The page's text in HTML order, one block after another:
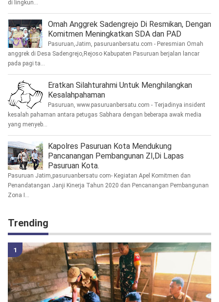
di lingkun...
Omah Anggrek Sadengrejo Di Resmikan, Dengan
Komitmen Meningkatkan SDA dan PAD
Pasuruan,Jatim, pasuruanbersatu.com - Peresmian Omah
anggrek di Desa Sadengrejo,Rejoso Kabupaten Pasuruan berjalan lancar
pada pagi ta...
Eratkan Silahturahmi Untuk Menghilangkan
Kesalahpahaman
Pasuruan, www.pasuruanbersatu.com - Terjadinya insident
kesalah pahaman antara petugas Sabhara dengan beberapa awak media
yang menyeb...
Kapolres Pasuruan Kota Mendukung
Pancanangan Pembangunan ZI,Di Lapas
Pasuruan Kota.
Pasuruan Jatim,pasuruanbersatu com- Kegiatan Apel Komitmen dan
Penandatangan Janji Kinerja Tahun 2020 dan Pencanangan Pembangunan
Zona I...
Trending